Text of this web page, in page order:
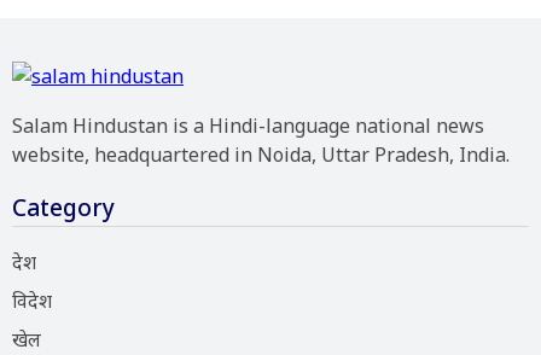
Salam Hindustan is a Hindi-language national news
website, headquartered in Noida, Uttar Pradesh, India.
Category
देश
विदेश
खेल